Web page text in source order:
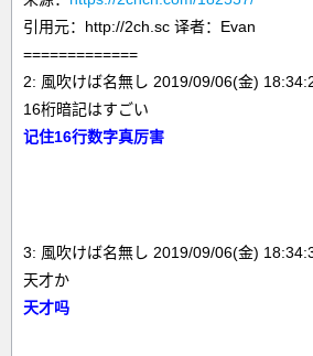
引用元：http://2ch.sc 译者：Evan
=============
2: 風吹けば名無し 2019/09/06(金)
16桁暗記はすごい
记住16行数字真厉害
3: 風吹けば名無し 2019/09/06(金)
天才か
天才吗